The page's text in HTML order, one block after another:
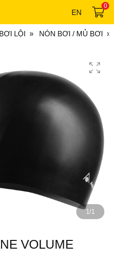
EN
0
BƠI LỘI NÓN BƠI / MỦ BƠI
1/1
VOLUME